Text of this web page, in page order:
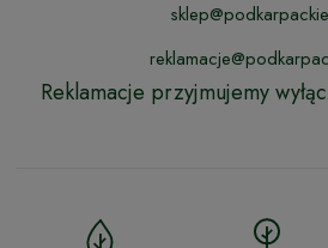
Reklamacje przyjmujemy